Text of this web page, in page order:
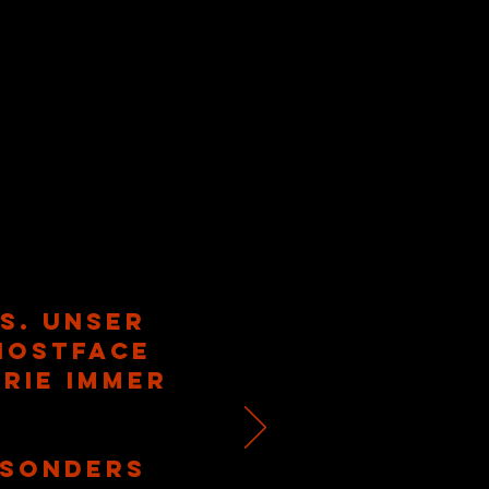
Unser
immer